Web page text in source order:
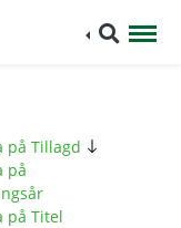
på Tillagd
på
på Titel